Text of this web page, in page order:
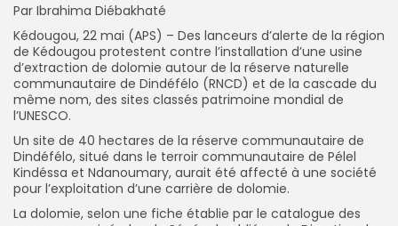
for:
Search
Button
FR
Par Ibrahima Diébakhaté
Kédougou, 22 mai (APS) – Des lanceurs d’alerte de la région
de Kédougou protestent contre l’installation d’une usine
d’extraction de dolomie autour de la réserve naturelle
communautaire de Dindéfélo (RNCD) et de la cascade du
même nom, des sites classés patrimoine mondial de
l’UNESCO.
Un site de 40 hectares de la réserve communautaire de
Dindéfélo, situé dans le terroir communautaire de Pélel
Kindéssa et Ndanoumary, aurait été affecté à une société
pour l’exploitation d’une carrière de dolomie.
La dolomie, selon une fiche établie par le catalogue des